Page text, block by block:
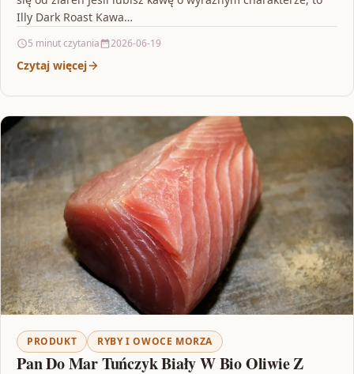
Illy Dark Roast Kawa…
5 minut czytania 2026-06-19
Czytaj więcej
PRODUKT RYBY I OWOCE MORZA
Pan Do Mar Tuńczyk Biały W Bio Oliwie Z